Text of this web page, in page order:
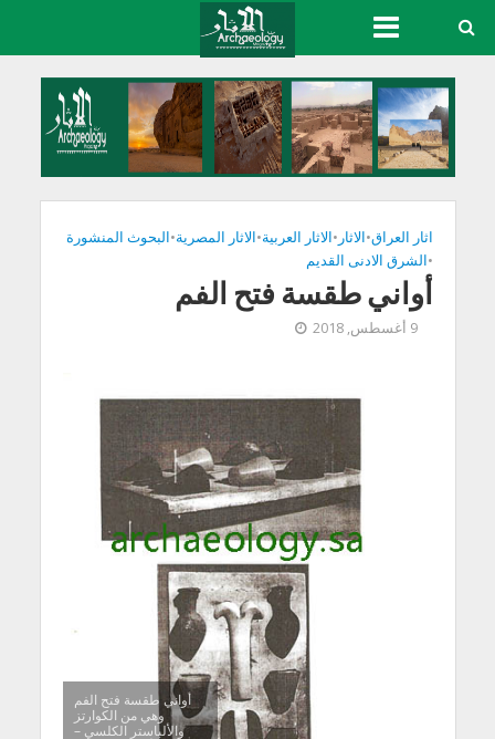
اثار العراق•الاثار •الاثار العربية•الاثار المصرية•البحوث المنشورة
•الشرق الادنى القديم
أواني طقسة فتح الفم
9 أغسطس, 2018
أواني طقسة فتح الفم
وهي من الكوارتز
والألباستر الكلسي –